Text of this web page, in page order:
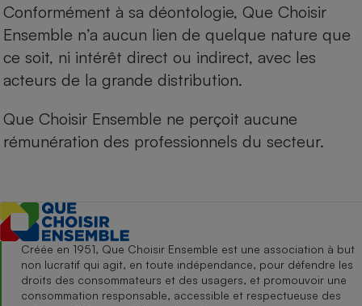
Conformément à sa déontologie, Que Choisir
Ensemble n’a aucun lien de quelque nature que
ce soit, ni intérêt direct ou indirect, avec les
acteurs de la grande distribution.
Que Choisir Ensemble ne perçoit aucune
rémunération des professionnels du secteur.
Créée en 1951, Que Choisir Ensemble est une association à but
non lucratif qui agit, en toute indépendance, pour défendre les
droits des consommateurs et des usagers, et promouvoir une
consommation responsable, accessible et respectueuse des